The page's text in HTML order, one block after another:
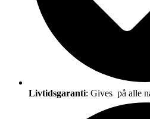
Livtidsgaranti: Gives på alle